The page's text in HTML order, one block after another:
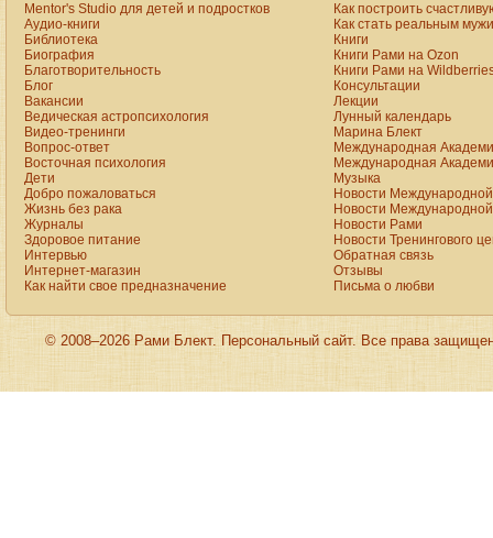
Mentor's Studio для детей и подростков
Аудио-книги
Библиотека
Биография
Благотворительность
Блог
Вакансии
Ведическая астропсихология
Видео-тренинги
Вопрос-ответ
Восточная психология
Дети
Добро пожаловаться
Жизнь без рака
Журналы
Здоровое питание
Интервью
Интернет-магазин
Как найти свое предназначение
Как построить
Как стать реальным
Книги
Книги Рами на Ozon
Книги Рами на
Консультации
Лекции
Лунный календарь
Марина Блект
Международная
Международная
Музыка
Новости
Новости
Новости Рами
Новости Тренингового
Обратная связь
Отзывы
Письма о любви
© 2008–2026 Рами Блект. Персональный сайт. Все права